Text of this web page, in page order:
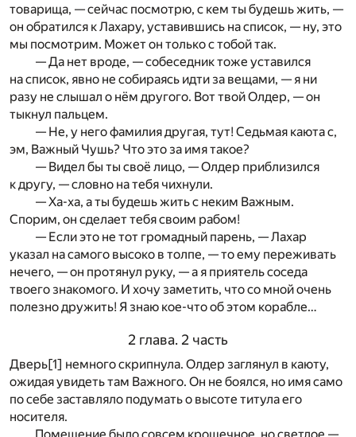
товарища, — сейчас посмотрю, с кем ты будешь жить, —
он обратился к Лахару, уставившись на список, — ну, это
мы посмотрим. Может он только с тобой так.
— Да нет вроде, — собеседник тоже уставился
на список, явно не собираясь идти за вещами, — я ни
разу не слышал о нём другого. Вот твой Олдер, — он
тыкнул пальцем.
— Не, у него фамилия другая, тут! Седьмая каюта с,
эм, Важный Чушь? Что это за имя такое?
— Видел бы ты своё лицо, — Олдер приблизился
к другу, — словно на тебя чихнули.
— Ха-ха, а ты будешь жить с неким Важным.
Спорим, он сделает тебя своим рабом!
— Если это не тот громадный парень, — Лахар
указал на самого высоко в толпе, — то ему переживать
нечего, — он протянул руку, — а я приятель соседа
твоего знакомого. И хочу заметить, что со мной очень
полезно дружить! Я знаю кое-что об этом корабле…
2 глава. 2 часть
Дверь[1] немного скрипнула. Олдер заглянул в каюту,
ожидая увидеть там Важного. Он не боялся, но имя само
по себе заставляло подумать о высоте титула его
носителя.